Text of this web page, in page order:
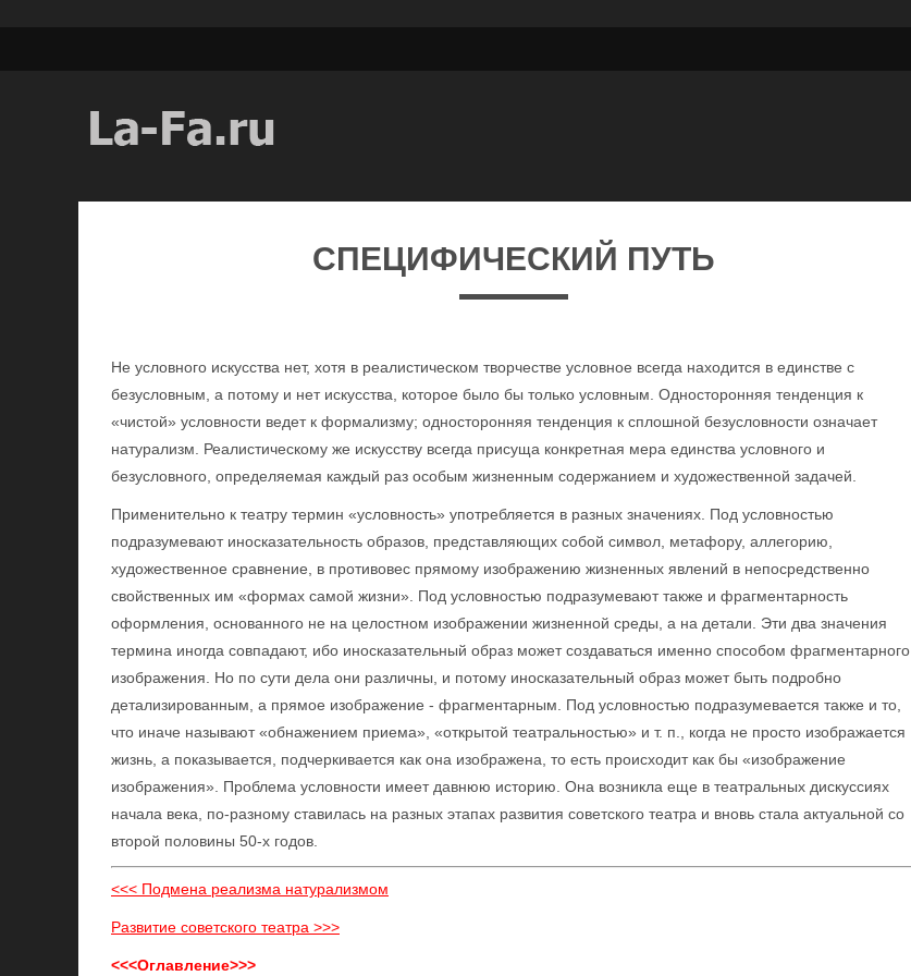
СПЕЦИФИЧЕСКИЙ ПУТЬ
Не условного искусства нет, хотя в реалистическом творчестве условное всегда находится в единстве с
безусловным, а потому и нет искусства, которое было бы только условным. Односторонняя тенденция к
«чистой» условности ведет к формализму; односторонняя тенденция к сплошной безусловности означает
натурализм. Реалистическому же искусству всегда присуща конкретная мера единства условного и
безусловного, определяемая каждый раз особым жизненным содержанием и художественной задачей.
Применительно к театру термин «условность» употребляется в разных значениях. Под условностью
подразумевают иносказательность образов, представляющих собой символ, метафору, аллегорию,
художественное сравнение, в противовес прямому изображению жизненных явлений в непосредственно
свойственных им «формах самой жизни». Под условностью подразумевают также и фрагментарность
оформления, основанного не на целостном изображении жизненной среды, а на детали. Эти два значения
термина иногда совпадают, ибо иносказательный образ может создаваться именно способом фрагментарного
изображения. Но по сути дела они различны, и потому иносказательный образ может быть подробно
детализированным, а прямое изображение - фрагментарным. Под условностью подразумевается также и то,
что иначе называют «обнажением приема», «открытой театральностью» и т. п., когда не просто изображается
жизнь, а показывается, подчеркивается как она изображена, то есть происходит как бы «изображение
изображения». Проблема условности имеет давнюю историю. Она возникла еще в театральных дискуссиях
начала века, по-разному ставилась на разных этапах развития советского театра и вновь стала актуальной со
второй половины 50-х годов.
<<< Подмена реализма натурализмом
Развитие советского театра >>>
<<<Оглавление>>>